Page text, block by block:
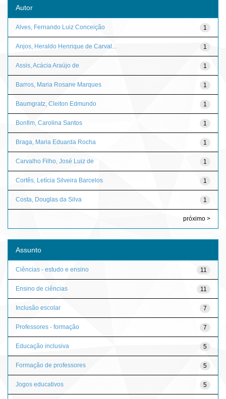
Autor
1
Alves, Fernando Luiz Conceição
1
Anjos, Heraldo Henrique de Carval...
1
Assis, Acácia Araújo de
1
Barros, Maria Rosane Marques
1
Baumgratz, Cleiton Edmundo
1
Bonfim, Carolina Santos
1
Braga, Maria Eduarda Rocha
1
Carvalho Filho, José Luiz de
1
Cortês, Letícia Silveira Barcelos
1
Costa, Douglas da Silva
próximo >
Assunto
11
Ciências - estudo e ensino
11
Ensino de ciências
7
Inclusão escolar
7
Professores - formação
5
Educação inclusiva
5
Formação de professores
5
Jogos educativos